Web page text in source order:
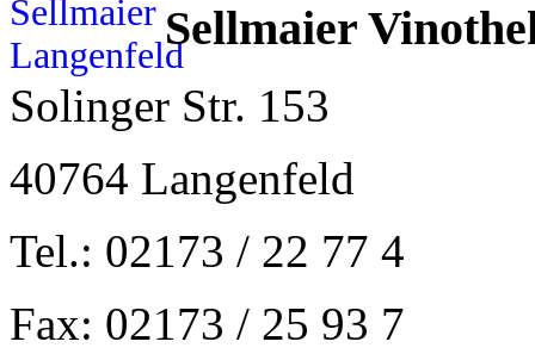
Sellmaier
Solinger Str. 153
40764 Langenfeld
Tel.: 02173 / 22 77 4
Fax: 02173 / 25 93 7